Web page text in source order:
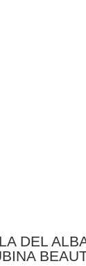
DEL